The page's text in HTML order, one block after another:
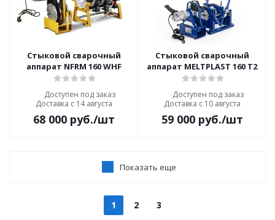
Стыковой сварочный
аппарат NFRM 160 WHF
Доступен под заказ
Доставка с 14 августа
68 000руб./шт
Стыковой сварочный
аппарат MELTPLAST 160 T2
Доступен под заказ
Доставка с 10 августа
59 000руб./шт
Показать еще
1 2 3